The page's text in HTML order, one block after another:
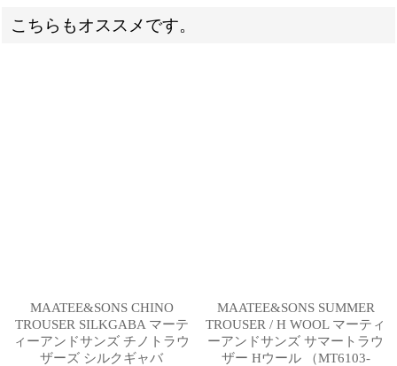
こちらもオススメです。
MAATEE&SONS CHINO
TROUSER SILKGABA マーテ
ィーアンドサンズ チノトラウ
ザーズ シルクギャバ
MAATEE&SONS SUMMER
TROUSER / H WOOL マーティ
ーアンドサンズ サマートラウ
ザー Hウール （MT6103-